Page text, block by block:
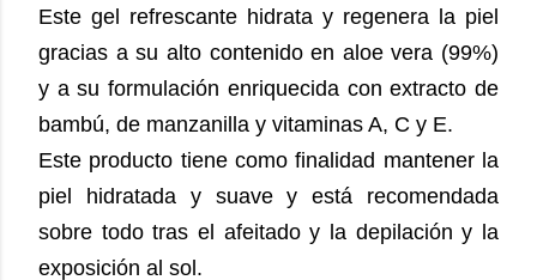
Este gel refrescante hidrata y regenera la piel
gracias a su alto contenido en aloe vera (99%)
y a su formulación enriquecida con extracto de
bambú, de manzanilla y vitaminas A, C y E.
Este producto tiene como finalidad mantener la
piel hidratada y suave y está recomendada
sobre todo tras el afeitado y la depilación y la
exposición al sol.